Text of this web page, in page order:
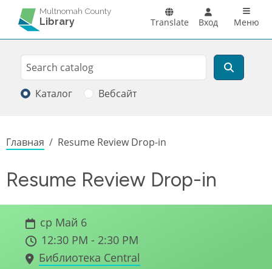
Перейти к основному содержанию
Multnomah County
Library Translate Вход Main
Меню
Search
Поиск
Каталог Вебсайт
Строка навигации
Главная Resume Review Drop-in
Resume Review Drop-in
ср Май 6
12:30 PM - 2:30 PM
Библиотека Central